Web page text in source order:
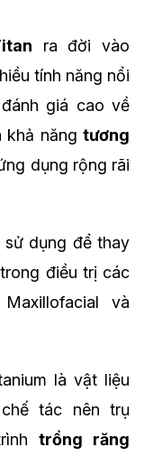
ra đời vào
tính năng nổi
giá cao về
khả năngtương
dụng rộng rãi
sử dụng để thay
điều trị các
và
là vật liệu
tác nên trụ
trồng răng